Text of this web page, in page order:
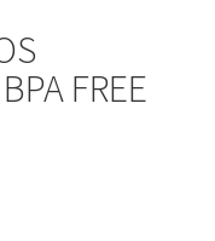
FREE